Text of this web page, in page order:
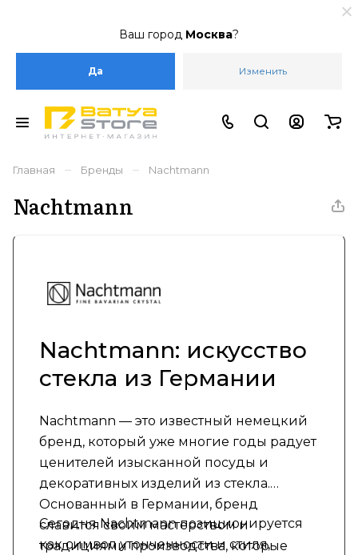
Ваш город Москва?
Да Изменить
Главная – Бренды – Nachtmann
Nachtmann
Nachtmann: искусство
стекла из Германии
Nachtmann — это известный немецкий
бренд, который уже многие годы радует
ценителей изысканной посуды и
декоративных изделий из стекла.
Основанный в Германии, бренд
славится своим мастерством и
традициями производства, которые
Сегодня Nachtmann позиционируется
как символ утонченности и стиля,